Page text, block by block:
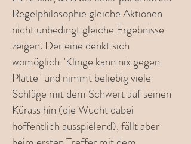
Regelphilosophie gleiche Aktionen
nicht unbedingt gleiche Ergebnisse
zeigen. Der eine denkt sich
womöglich "Klinge kann nix gegen
Platte" und nimmt beliebig viele
Schläge mit dem Schwert auf seinen
Kürass hin (die Wucht dabei
hoffentlich ausspielend), fällt aber